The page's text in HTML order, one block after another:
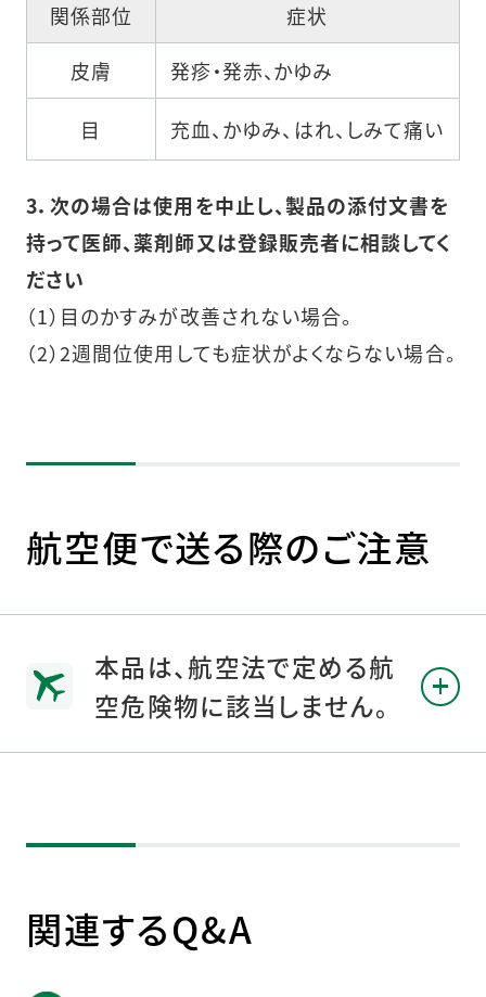
関係部位
症状
皮膚
発疹・発赤、かゆみ
目 充血、かゆみ、はれ、しみて痛い
3．次の場合は使用を中止し、製品の添付文書を
持って医師、薬剤師又は登録販売者に相談してく
ださい
（1）目のかすみが改善されない場合。
（2）2週間位使用しても症状がよくならない場合。
航空便で送る際のご注意
本品は、航空法で定める航
空危険物に該当しません。
関連するQ&A